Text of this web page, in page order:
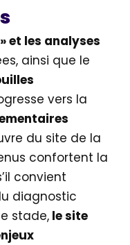
et les analyses
ainsi que le
vers la
du site de la
confortent la
convient
diagnostic
stade, le site